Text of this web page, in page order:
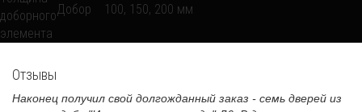
Добор 100, 150, 200 мм
Отзывы
Наконец получил свой долгожданный заказ - семь дверей из